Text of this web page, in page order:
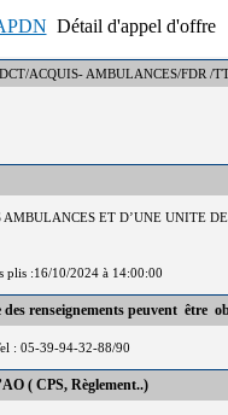
Détail d'appel d'offre
ACQUIS- AMBULANCES/FDR /
ET D’UNE UNITE
plis :16/10/2024 à 14:00:00
des renseignements peuvent être
: 05-39-94-32-88/90
( CPS, Règlement..)